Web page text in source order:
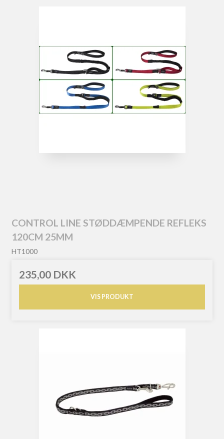
CONTROL LINE STØDDÆMPENDE REFLEKS
120CM 25MM
HT1000
235,00 DKK
VIS PRODUKT